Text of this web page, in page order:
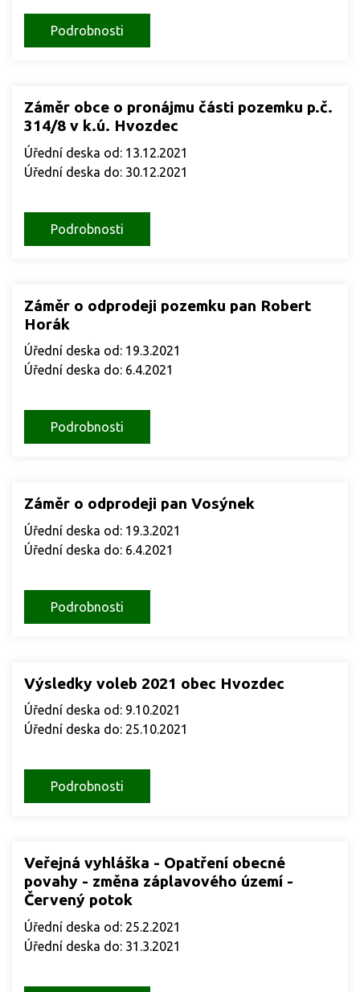
Podrobnosti
Záměr obce o pronájmu části pozemku p.č.
314/8 v k.ú. Hvozdec
Úřední deska od: 13.12.2021
Úřední deska do: 30.12.2021
Podrobnosti
Záměr o odprodeji pozemku pan Robert
Horák
Úřední deska od: 19.3.2021
Úřední deska do: 6.4.2021
Podrobnosti
Záměr o odprodeji pan Vosýnek
Úřední deska od: 19.3.2021
Úřední deska do: 6.4.2021
Podrobnosti
Výsledky voleb 2021 obec Hvozdec
Úřední deska od: 9.10.2021
Úřední deska do: 25.10.2021
Podrobnosti
Veřejná vyhláška - Opatření obecné
povahy - změna záplavového území -
Červený potok
Úřední deska od: 25.2.2021
Úřední deska do: 31.3.2021